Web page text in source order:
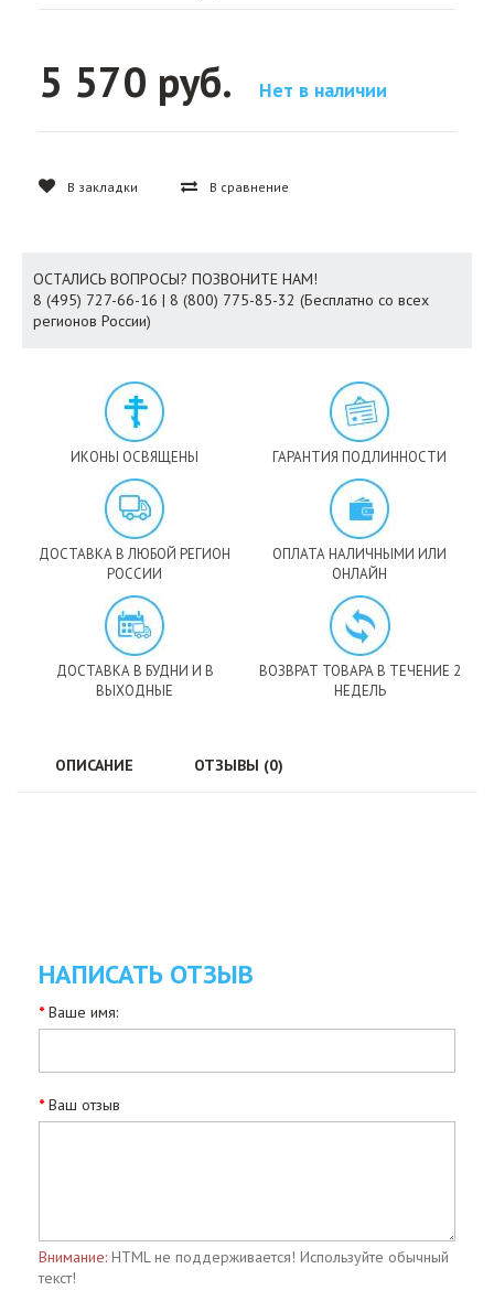
5 570 руб. Нет в наличии
В закладки В сравнение
ОСТАЛИСЬ ВОПРОСЫ? ПОЗВОНИТЕ НАМ!
8 (495) 727-66-16 | 8 (800) 775-85-32 (Бесплатно со всех
регионов России)
ИКОНЫ ОСВЯЩЕНЫ ГАРАНТИЯ ПОДЛИННОСТИ
ДОСТАВКА В ЛЮБОЙ РЕГИОН
РОССИИ
ОПЛАТА НАЛИЧНЫМИ ИЛИ
ОНЛАЙН
ДОСТАВКА В БУДНИ И В
ВЫХОДНЫЕ
ВОЗВРАТ ТОВАРА В ТЕЧЕНИЕ 2
НЕДЕЛЬ
ОПИСАНИЕ ОТЗЫВЫ (0)
НАПИСАТЬ ОТЗЫВ
Ваше имя:
Ваш отзыв
Внимание: HTML не поддерживается! Используйте обычный
текст!